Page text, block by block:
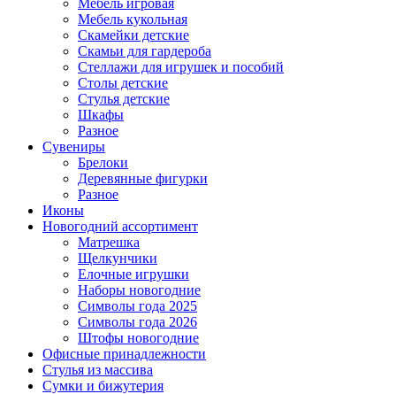
Мебель игровая
Мебель кукольная
Скамейки детские
Скамьи для гардероба
Стеллажи для игрушек и пособий
Столы детские
Стулья детские
Шкафы
Разное
Сувениры
Брелоки
Деревянные фигурки
Разное
Иконы
Новогодний ассортимент
Матрешка
Щелкунчики
Елочные игрушки
Наборы новогодние
Символы года 2025
Символы года 2026
Штофы новогодние
Офисные принадлежности
Стулья из массива
Сумки и бижутерия